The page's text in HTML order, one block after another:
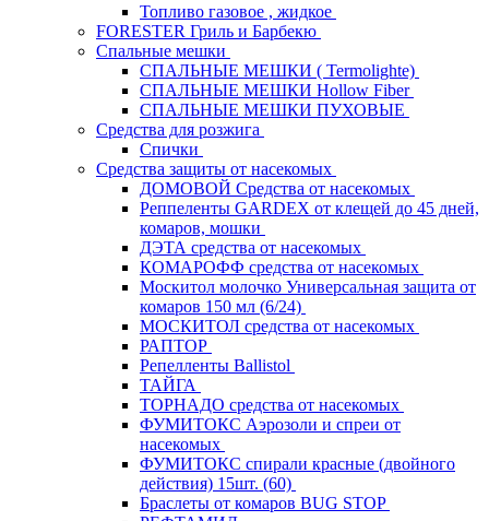
Топливо газовое , жидкое
FORESTER Гриль и Барбекю
Спальные мешки
СПАЛЬНЫЕ МЕШКИ ( Termolighte)
СПАЛЬНЫЕ МЕШКИ Hollow Fiber
СПАЛЬНЫЕ МЕШКИ ПУХОВЫЕ
Средства для розжига
Спички
Средства защиты от насекомых
ДОМОВОЙ Средства от насекомых
Реппеленты GARDEX от клещей до 45 дней,
комаров, мошки
ДЭТА средства от насекомых
КОМАРОФФ средства от насекомых
Москитол молочко Универсальная защита от
комаров 150 мл (6/24)
МОСКИТОЛ средства от насекомых
РАПТОР
Репелленты Ballistol
ТАЙГА
ТОРНАДО средства от насекомых
ФУМИТОКС Аэрозоли и спреи от
насекомых
ФУМИТОКС спирали красные (двойного
действия) 15шт. (60)
Браслеты от комаров BUG STOP